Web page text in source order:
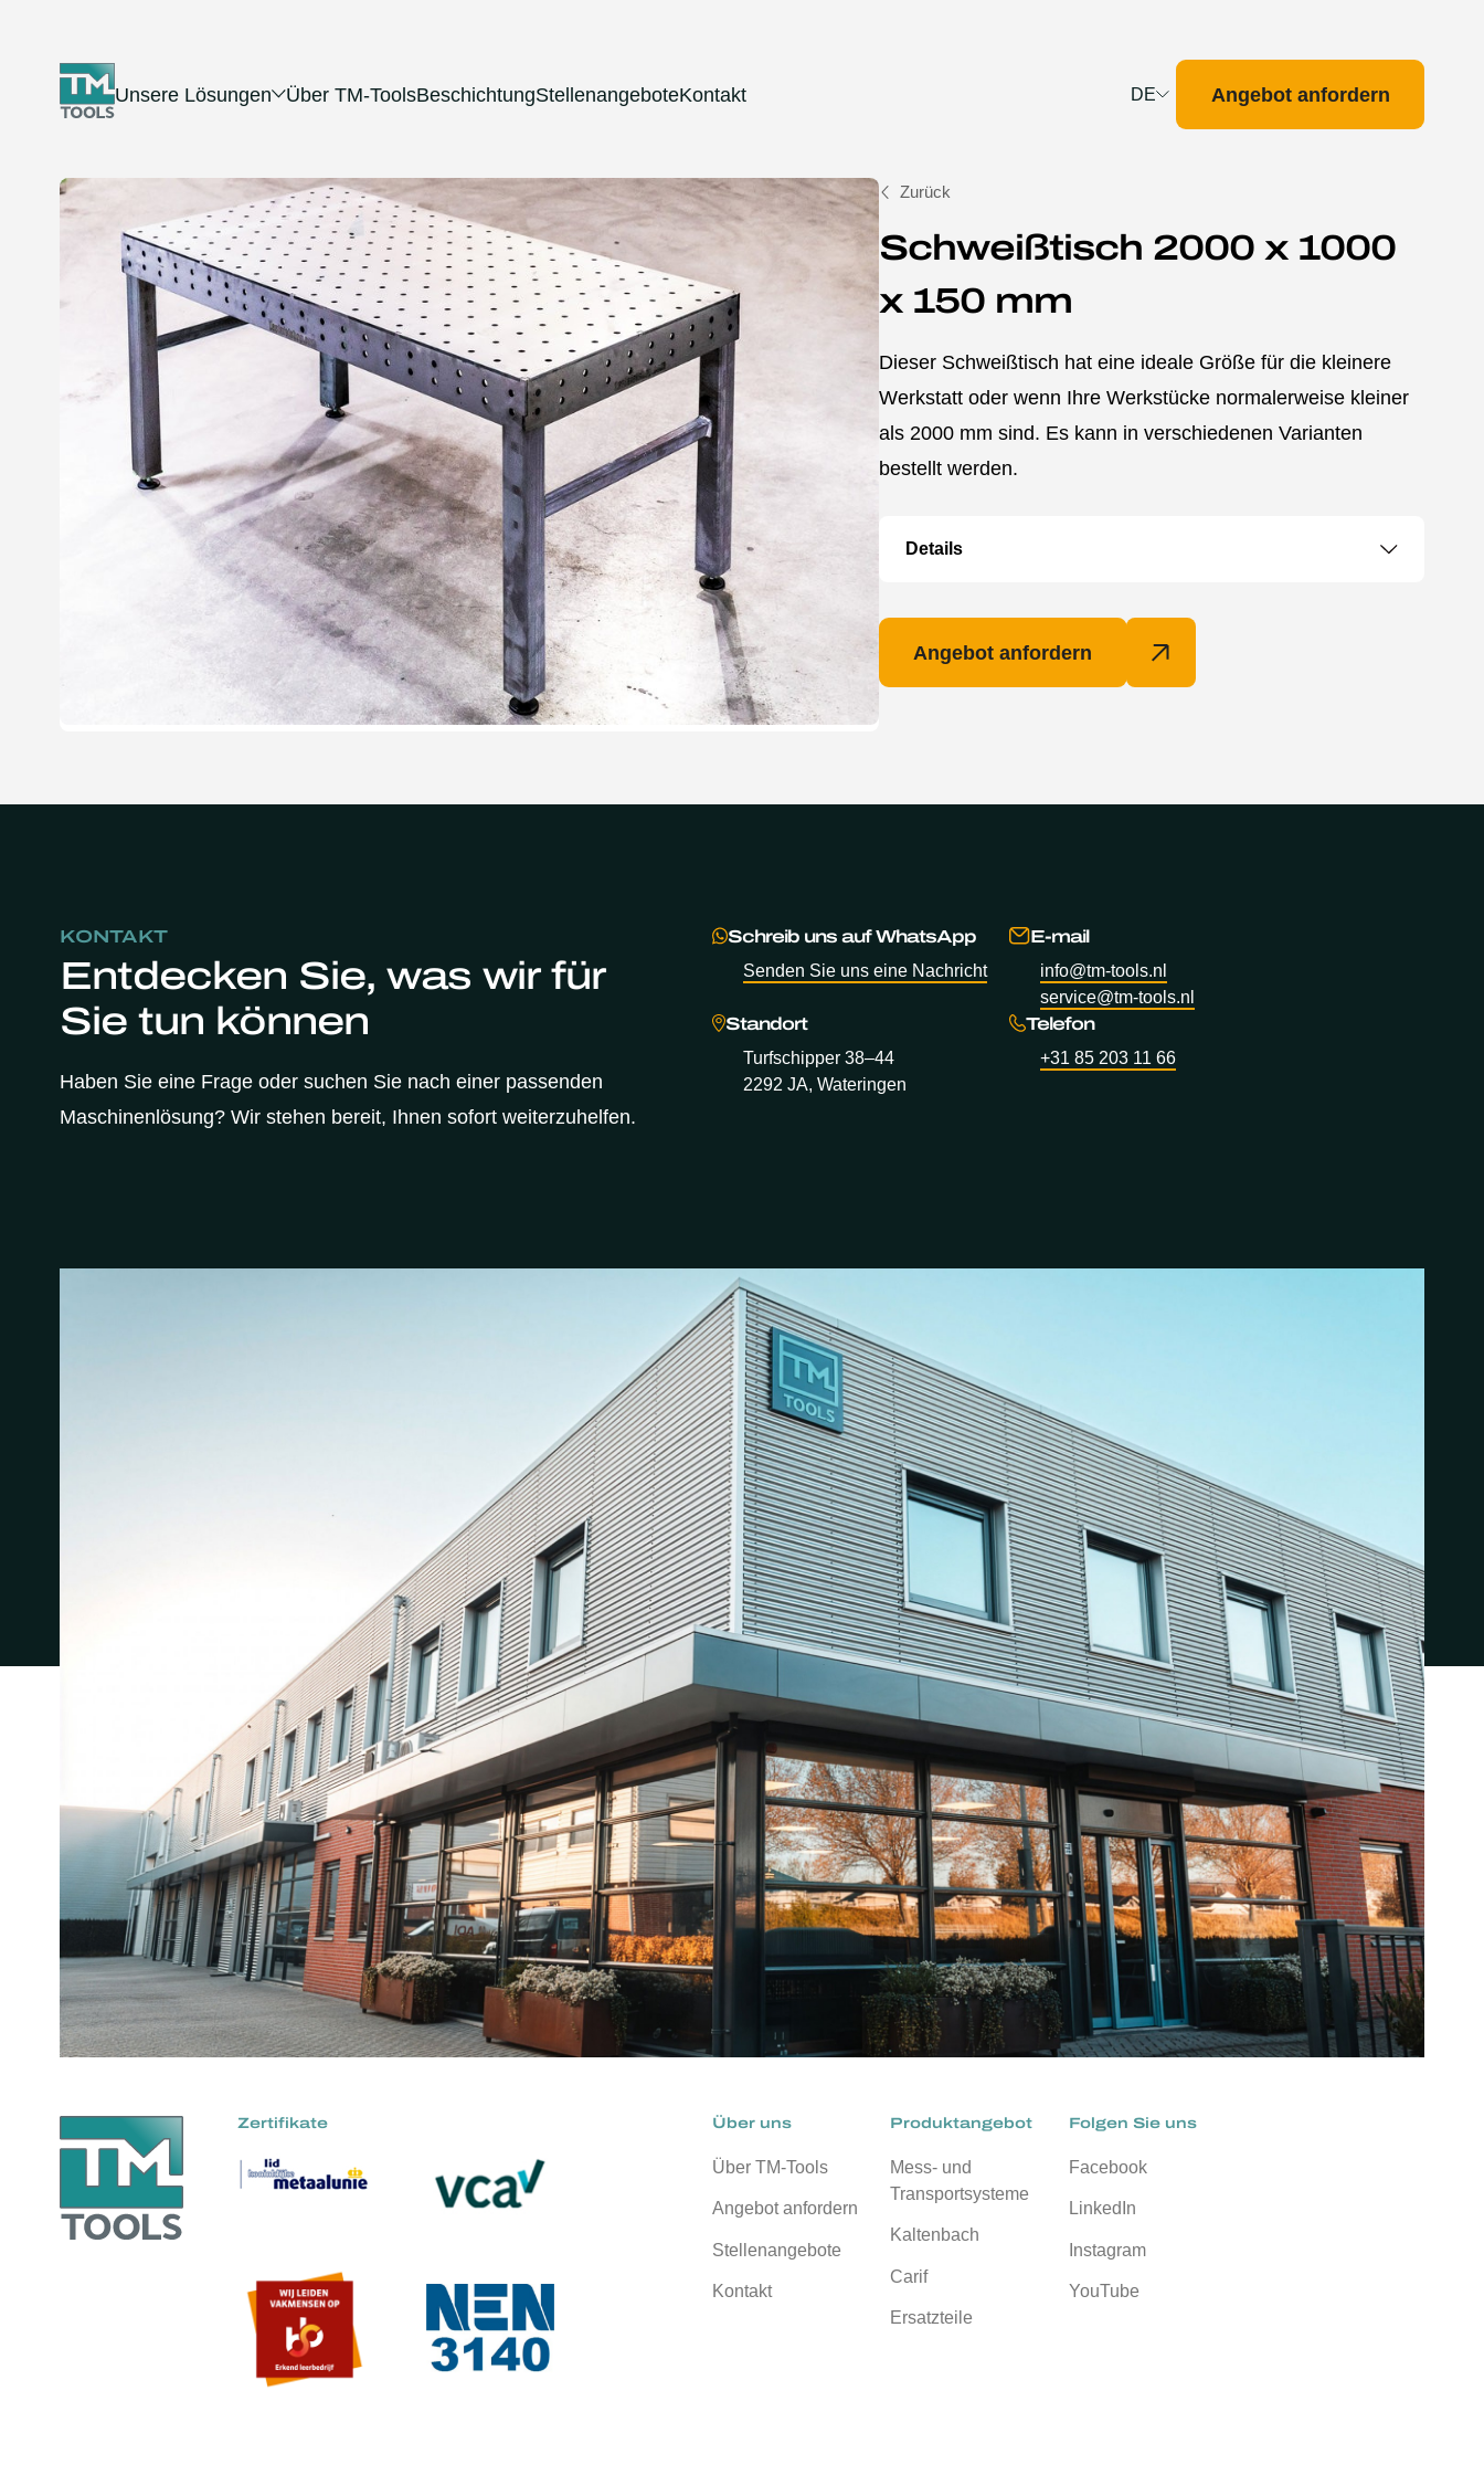
Unsere Lösungen Über TM-ToolsBeschichtungStellenangeboteKontakt DE
Français
Angebot anfordern
Zurück
Schweißtisch 2000 x 1000
x 150 mm
Dieser Schweißtisch hat eine ideale Größe für die kleinere
Werkstatt oder wenn Ihre Werkstücke normalerweise kleiner
als 2000 mm sind. Es kann in verschiedenen Varianten
bestellt werden.
Details
Angebot anfordern
KONTAKT
Entdecken Sie, was wir für
Sie tun können
Haben Sie eine Frage oder suchen Sie nach einer passenden
Maschinenlösung? Wir stehen bereit, Ihnen sofort weiterzuhelfen.
Schreib uns auf WhatsApp
Senden Sie uns eine Nachricht
E-mail
info@tm-tools.nl
service@tm-tools.nl
Standort
Turfschipper 38–44
2292 JA, Wateringen
Telefon
+31 85 203 11 66
Zertifikate Über uns
Über TM-Tools
Angebot anfordern
Stellenangebote
Kontakt
Produktangebot
Mess- und
Transportsysteme
Kaltenbach
Carif
Ersatzteile
Folgen Sie uns
Facebook
LinkedIn
Instagram
YouTube